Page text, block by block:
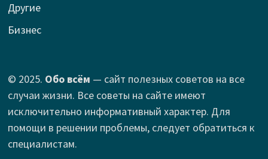
Другие
Бизнес
© 2025. Обо всём — сайт полезных советов на все
случаи жизни. Все советы на сайте имеют
исключительно информативный характер. Для
помощи в решении проблемы, следует обратиться к
специалистам.